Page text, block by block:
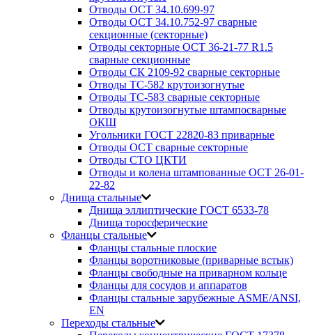
Отводы ОСТ 34.10.699-97
Отводы ОСТ 34.10.752-97 сварные
секционные (секторные)
Отводы секторные ОСТ 36-21-77 R1.5
сварные секционные
Отводы СК 2109-92 сварные секторные
Отводы ТС-582 крутоизогнутые
Отводы ТС-583 сварные секторные
Отводы крутоизогнутые штампосварные
ОКШ
Угольники ГОСТ 22820-83 приварные
Отводы ОСТ сварные секторные
Отводы СТО ЦКТИ
Отводы и колена штампованные ОСТ 26-01-
22-82
Днища стальные
Днища эллиптические ГОСТ 6533-78
Днища торосферические
Фланцы стальные
Фланцы стальные плоские
Фланцы воротниковые (приварные встык)
Фланцы свободные на приварном кольце
Фланцы для сосудов и аппаратов
Фланцы стальные зарубежные ASME/ANSI,
EN
Переходы стальные